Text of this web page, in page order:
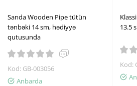
Sanda Wooden Pipe tütün
tənbəki 14 sm, hədiyyə
qutusunda
Kod: GB-003056
Anbarda
13.5
Kod: